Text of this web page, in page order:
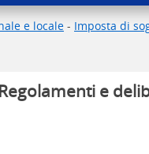
e locale - Imposta di
e